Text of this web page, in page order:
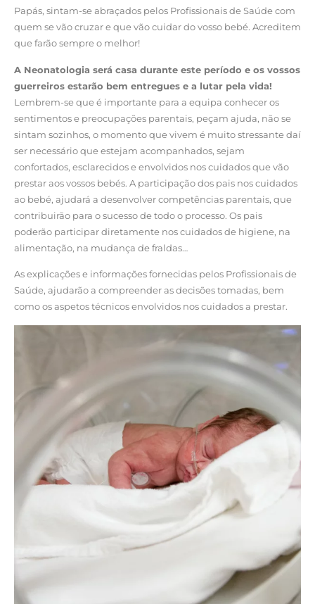
Papás, sintam-se abraçados pelos Profissionais de Saúde com
quem se vão cruzar e que vão cuidar do vosso bebé. Acreditem
que farão sempre o melhor!
A Neonatologia será casa durante este período e os vossos
guerreiros estarão bem entregues e a lutar pela vida!
Lembrem-se que é importante para a equipa conhecer os
sentimentos e preocupações parentais, peçam ajuda, não se
sintam sozinhos, o momento que vivem é muito stressante daí
ser necessário que estejam acompanhados, sejam
confortados, esclarecidos e envolvidos nos cuidados que vão
prestar aos vossos bebés. A participação dos pais nos cuidados
ao bebé, ajudará a desenvolver competências parentais, que
contribuirão para o sucesso de todo o processo. Os pais
poderão participar diretamente nos cuidados de higiene, na
alimentação, na mudança de fraldas…
As explicações e informações fornecidas pelos Profissionais de
Saúde, ajudarão a compreender as decisões tomadas, bem
como os aspetos técnicos envolvidos nos cuidados a prestar.